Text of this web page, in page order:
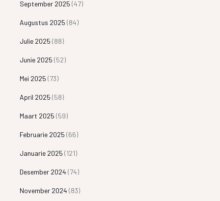
September 2025 (47)
Augustus 2025 (84)
Julie 2025 (88)
Junie 2025 (52)
Mei 2025 (73)
April 2025 (58)
Maart 2025 (59)
Februarie 2025 (66)
Januarie 2025 (121)
Desember 2024 (74)
November 2024 (83)